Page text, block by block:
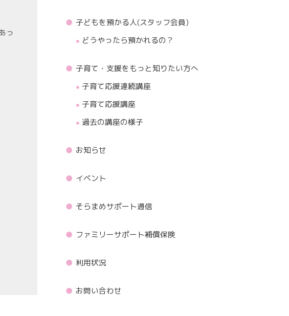
っ
子どもを預かる人(スタッフ会員)
どうやったら預かれるの？
子育て・支援をもっと知りたい方へ
子育て応援連続講座
子育て応援講座
過去の講座の様子
お知らせ
イベント
そらまめサポート通信
ファミリーサポート補償保険
利用状況
お問い合わせ